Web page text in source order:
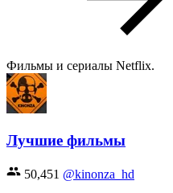
Фильмы и сериалы Netflix.
Лучшие фильмы
50,451 @kinonza_hd